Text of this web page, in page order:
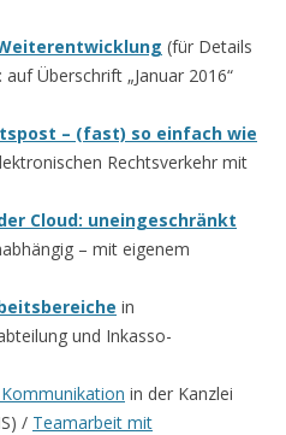
(für Details
Überschrift „Januar 2016“
– (fast) so einfach wie
Rechtsverkehr mit
Cloud: uneingeschränkt
– mit eigenem
in
und Inkasso-
in der Kanzlei
/ Teamarbeit mit